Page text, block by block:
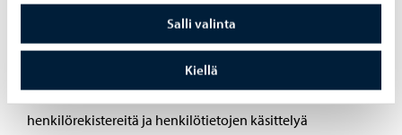
Salli valinta
Kiellä
kaupungin järjestelmien ja henkilörekistereiden
luotettavuus ja uskottavuus kyetään ylläpitämään sekä
varmistamaan. Kaikessa henkilötietojen käsittelyssä
noudatetaan tietosuojalainsäädäntöä, jossa keskeisimmät
henkilörekistereitä ja henkilötietojen käsittelyä